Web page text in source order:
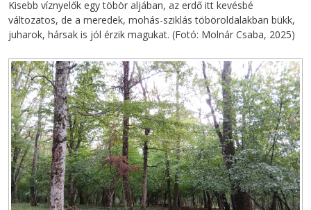
Kisebb víznyelők egy töbör aljában, az erdő itt kevésbé
változatos, de a meredek, mohás-sziklás töböroldalakban bükk,
juharok, hársak is jól érzik magukat. (Fotó: Molnár Csaba, 2025)